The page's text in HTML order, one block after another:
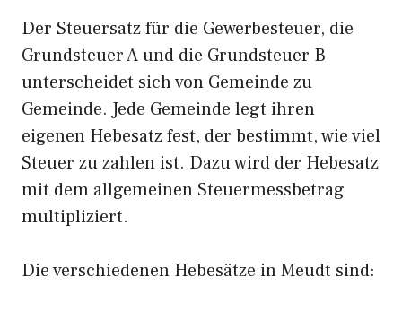
Der Steuersatz für die Gewerbesteuer, die
Grundsteuer A und die Grundsteuer B
unterscheidet sich von Gemeinde zu
Gemeinde. Jede Gemeinde legt ihren
eigenen Hebesatz fest, der bestimmt, wie viel
Steuer zu zahlen ist. Dazu wird der Hebesatz
mit dem allgemeinen Steuermessbetrag
multipliziert.
Die verschiedenen Hebesätze in Meudt sind: